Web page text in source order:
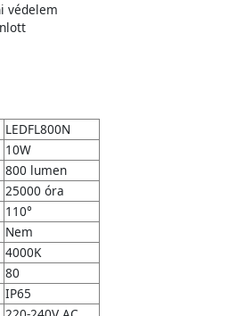
védelem
LEDFL800N
10W
800 lumen
25000 óra
110°
Nem
4000K
80
IP65